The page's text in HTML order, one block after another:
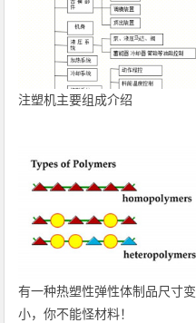
注塑机主要组成介绍
有一种热塑性弹性体制品尺寸变
小，你不能怪材料！